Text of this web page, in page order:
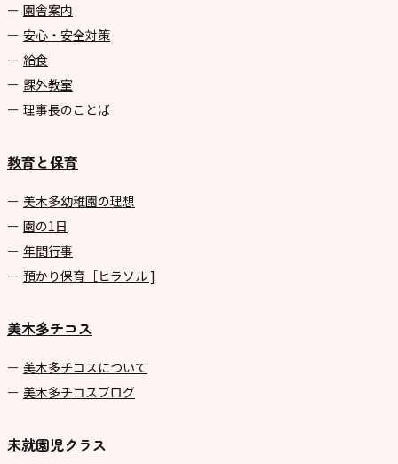
園舎案内
安心・安全対策
給食
課外教室
理事長のことば
教育と保育
美⽊多幼稚園の理想
園の1⽇
年間⾏事
預かり保育［ヒラソル ]
美木多チコス
美⽊多チコスについて
美⽊多チコスブログ
未就園児クラス